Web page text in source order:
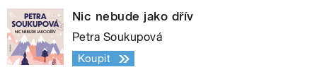
Nic nebude jako dřív
Petra Soukupová
Koupit